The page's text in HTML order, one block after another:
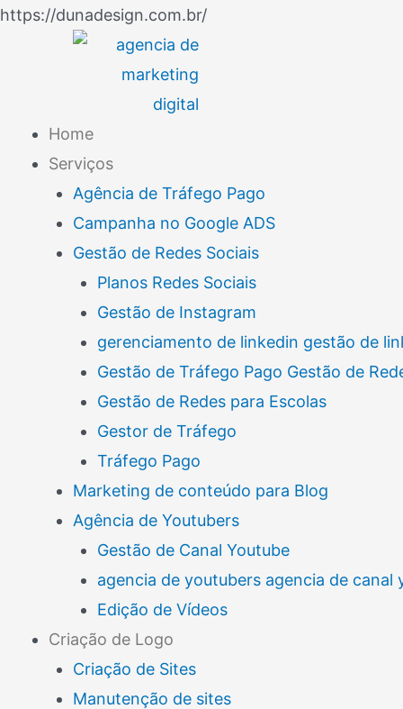
https://dunadesign.com.br/Ir
Home
Serviços
Agência de Tráfego Pago
Campanha no Google ADS
Gestão de Redes Sociais
Planos Redes Sociais
Gestão de Instagram
gerenciamento de linkedin gestão de
Gestão de Tráfego Pago Gestão de
Gestão de Redes para Escolas
Gestor de Tráfego
Tráfego Pago
Marketing de conteúdo para Blog
Agência de Youtubers
Gestão de Canal Youtube
agencia de youtubers agencia de canal
Edição de Vídeos
Criação de Logo
Criação de Sites
Manutenção de sites
Navegação